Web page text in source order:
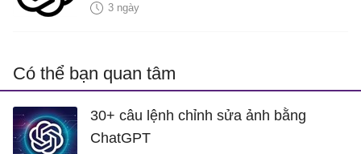
3 ngày
Có thể bạn quan tâm
30+ câu lệnh chỉnh sửa ảnh bằng
ChatGPT